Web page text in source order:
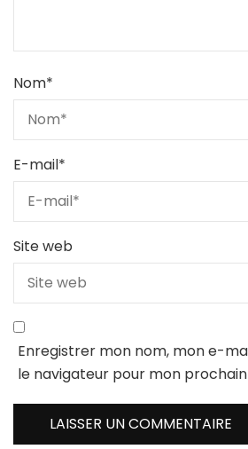
Nom*
E-mail*
Site web
Enregistrer mon nom, mon e-
le navigateur pour mon